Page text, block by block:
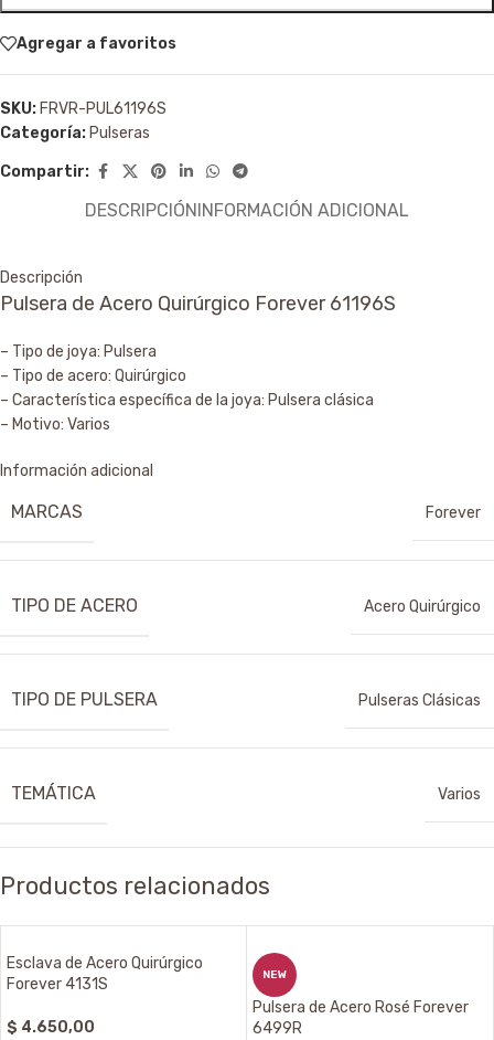
Agregar a favoritos
SKU: FRVR-PUL61196S
Categoría: Pulseras
Compartir:
DESCRIPCIÓNINFORMACIÓN ADICIONAL
Descripción
Pulsera de Acero Quirúrgico Forever 61196S
– Tipo de joya: Pulsera
– Tipo de acero: Quirúrgico
– Característica específica de la joya: Pulsera clásica
– Motivo: Varios
Información adicional
MARCAS Forever
TIPO DE ACERO Acero Quirúrgico
TIPO DE PULSERA Pulseras Clásicas
TEMÁTICA Varios
Productos relacionados
Esclava de Acero Quirúrgico
Forever 4131S
$ 4.650,00
NEW
Pulsera de Acero Rosé Forever
6499R